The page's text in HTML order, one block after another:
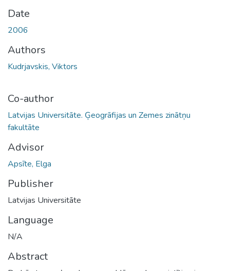
Date
2006
Authors
Kudrjavskis, Viktors
Co-author
Latvijas Universitāte. Ģeogrāfijas un Zemes zinātņu
fakultāte
Advisor
Apsīte, Elga
Publisher
Latvijas Universitāte
Language
N/A
Abstract